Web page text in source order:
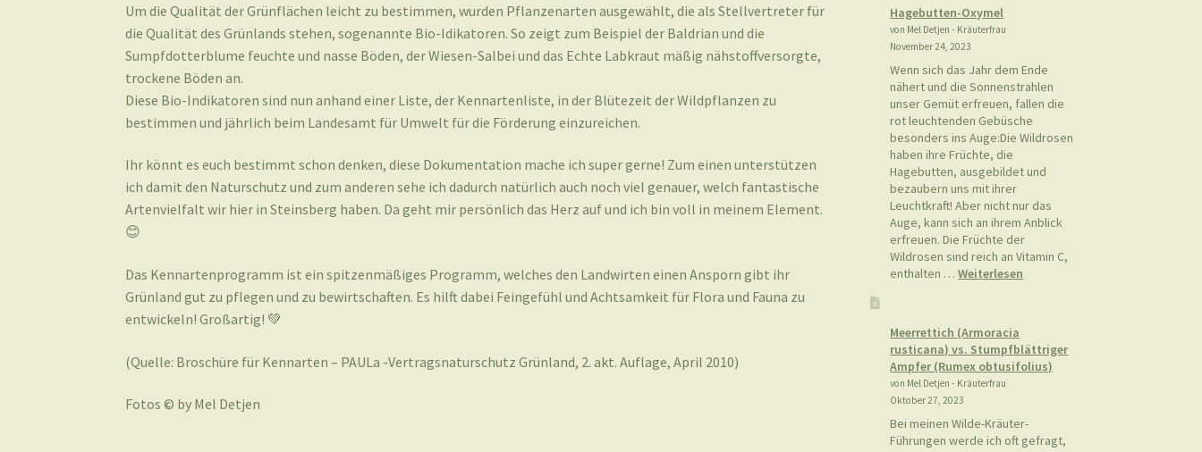
Um die Qualität der Grünflächen leicht zu bestimmen, wurden Pflanzenarten ausgewählt, die als Stellvertreter für
die Qualität des Grünlands stehen, sogenannte Bio-Idikatoren. So zeigt zum Beispiel der Baldrian und die
Sumpfdotterblume feuchte und nasse Böden, der Wiesen-Salbei und das Echte Labkraut mäßig nähstoffversorgte,
trockene Böden an.
Diese Bio-Indikatoren sind nun anhand einer Liste, der Kennartenliste, in der Blütezeit der Wildpflanzen zu
bestimmen und jährlich beim Landesamt für Umwelt für die Förderung einzureichen.
Ihr könnt es euch bestimmt schon denken, diese Dokumentation mache ich super gerne! Zum einen unterstützen
ich damit den Naturschutz und zum anderen sehe ich dadurch natürlich auch noch viel genauer, welch fantastische
Artenvielfalt wir hier in Steinsberg haben. Da geht mir persönlich das Herz auf und ich bin voll in meinem Element.
😊
Das Kennartenprogramm ist ein spitzenmäßiges Programm, welches den Landwirten einen Ansporn gibt ihr
Grünland gut zu pflegen und zu bewirtschaften. Es hilft dabei Feingefühl und Achtsamkeit für Flora und Fauna zu
entwickeln! Großartig! 💚
(Quelle: Broschüre für Kennarten – PAULa -Vertragsnaturschutz Grünland, 2. akt. Auflage, April 2010)
Fotos © by Mel Detjen
November
Hagebutten-Oxymel
von Mel Detjen - Kräuterfrau
November 24, 2023
Wenn sich das Jahr dem Ende
nähert und die Sonnenstrahlen
unser Gemüt erfreuen, fallen die
rot leuchtenden Gebüsche
besonders ins Auge:Die Wildrosen
haben ihre Früchte, die
Hagebutten, ausgebildet und
bezaubern uns mit ihrer
Leuchtkraft! Aber nicht nur das
Auge, kann sich an ihrem Anblick
erfreuen. Die Früchte der
Wildrosen sind reich an Vitamin C,
enthalten …Weiterlesen
Meerrettich (Armoracia
rusticana) vs. Stumpfblättriger
Ampfer (Rumex obtusifolius)
von Mel Detjen - Kräuterfrau
Oktober 27, 2023
Bei meinen Wilde-Kräuter-
Führungen werde ich oft gefragt,